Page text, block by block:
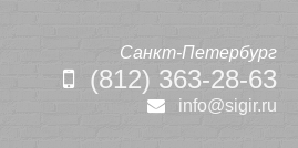
Санкт-Петербург
(812) 363-28-63
info@sigir.ru